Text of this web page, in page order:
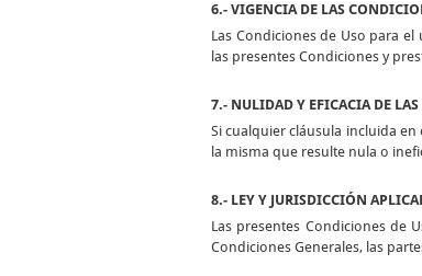
6.- VIGENCIA DE LAS
Las Condiciones de Uso para
las presentes Condiciones y
7.- NULIDAD Y EFICACIA DE LAS
Si cualquier cláusula incluida
la misma que resulte nula o
8.- LEY Y JURISDICCIÓN
Las presentes Condiciones de
Condiciones Generales, las